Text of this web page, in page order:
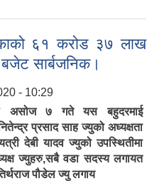
६१ करोड ३७ लाख
सार्बजनिक।
- 10:29
असोज ७ गते यस बहुदरमाई
प्रसाद साह ज्युको अध्यक्षता
देबी यादव ज्युको उपस्थितीमा
ज्युहरु,सबै वडा सदस्य लगायत
पौडेल ज्यु लगाय